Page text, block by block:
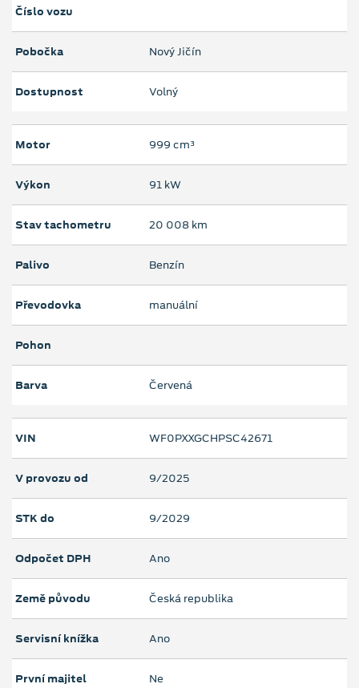
Číslo vozu
Pobočka Nový Jičín
Dostupnost Volný
Motor 999 cm³
Výkon 91 kW
Stav tachometru 20 008 km
Palivo Benzín
Převodovka manuální
Pohon
Barva Červená
VIN WF0PXXGCHPSC42671
V provozu od 9/2025
STK do 9/2029
Odpočet DPH Ano
Země původu Česká republika
Servisní knížka Ano
První majitel Ne